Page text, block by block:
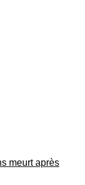
meurt après